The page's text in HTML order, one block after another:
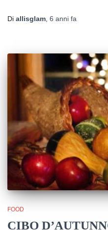
Di allisglam, 6 anni fa
FOOD
CIBO